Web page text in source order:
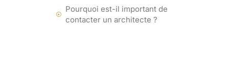
Pourquoi est-il important de
contacter un architecte ?